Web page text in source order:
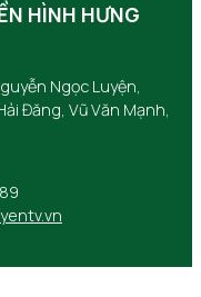
HÌNH HƯNG
Ngọc Luyện,
Đăng, Vũ Văn Mạnh,